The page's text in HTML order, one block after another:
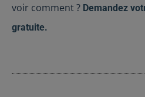
voir comment ? Demandez
gratuite.